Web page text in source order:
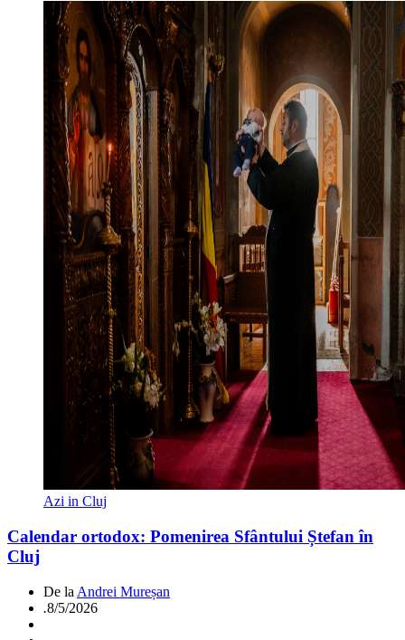
Azi in Cluj
Calendar ortodox: Pomenirea Sfântului Ștefan în
Cluj
De la Andrei Mureșan
.8/5/2026